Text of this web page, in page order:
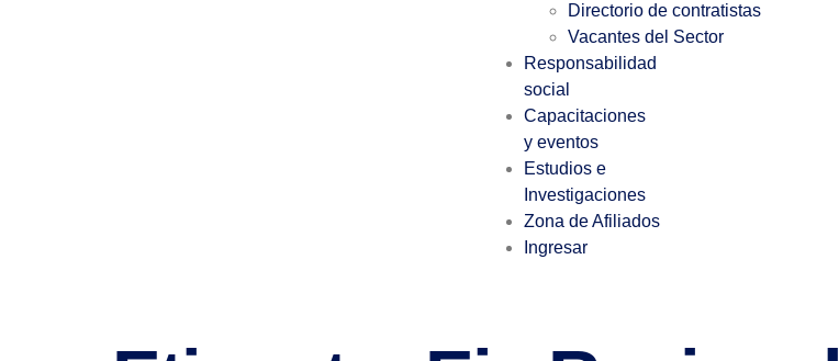
Directorio de contratistas
Vacantes del Sector
Responsabilidad
social
Capacitaciones
y eventos
Estudios e
Investigaciones
Zona de Afiliados
Ingresar